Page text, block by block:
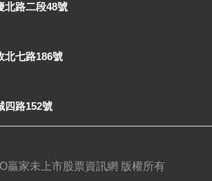
北路二段48號
北七路186號
四路152號
贏家未上市股票資訊網 版權所有